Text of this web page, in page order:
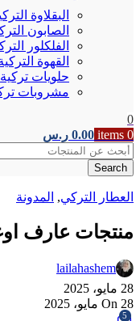
البقلاوة
الصابون
الفلكلور
القهوة
حلويات تركية
مشروبات
0
0
items
0.00 ر.س
Search
العطار التركي, المدونة
منتجات عارف
lailahashem
28 مايو، 2025
On 28 مايو، 2025
5